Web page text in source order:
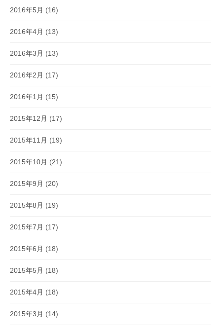
2016年5月 (16)
2016年4月 (13)
2016年3月 (13)
2016年2月 (17)
2016年1月 (15)
2015年12月 (17)
2015年11月 (19)
2015年10月 (21)
2015年9月 (20)
2015年8月 (19)
2015年7月 (17)
2015年6月 (18)
2015年5月 (18)
2015年4月 (18)
2015年3月 (14)